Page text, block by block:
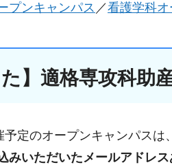
プンキャンパス ／看護学科
た】適格専攻科助
定のオープンキャンパスは
みいただいたメールアドレ